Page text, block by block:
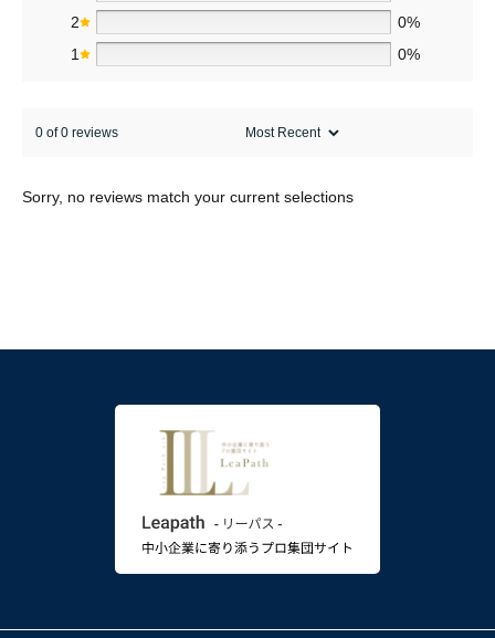
2
0%
1
0%
0 of 0 reviews
Sorry, no reviews match your current selections